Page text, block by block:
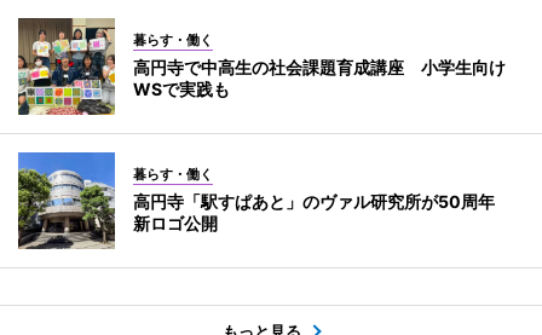
暮らす・働く
高円寺で中高生の社会課題育成講座 小学生向け
WSで実践も
暮らす・働く
高円寺「駅すぱあと」のヴァル研究所が50周年
新ロゴ公開
もっと見る